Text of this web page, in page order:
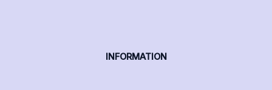
INFORMATION